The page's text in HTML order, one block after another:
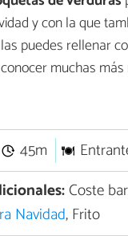
y con la que
puedes rellenar
muchas más
45m
Coste
Navidad, Frito